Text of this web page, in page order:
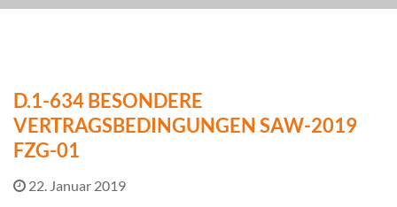
D.1-634 BESONDERE
VERTRAGSBEDINGUNGEN SAW-2019
FZG-01
22. Januar 2019